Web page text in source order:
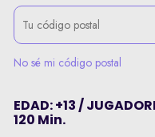
No sé mi código postal
EDAD: +13 /
120 Min.